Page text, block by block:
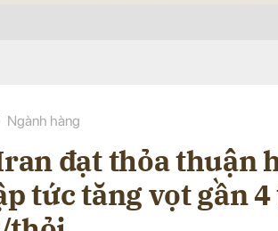
Ngành hàng
đạt thỏa thuận
tức tăng vọt gần